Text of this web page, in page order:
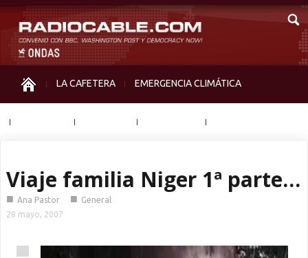
LA CAFETERA EMERGENCIA CLIMÁTICA
Viaje familia Niger 1ª parte…
■ Ana Pastor ■ General
28 mayo, 2007